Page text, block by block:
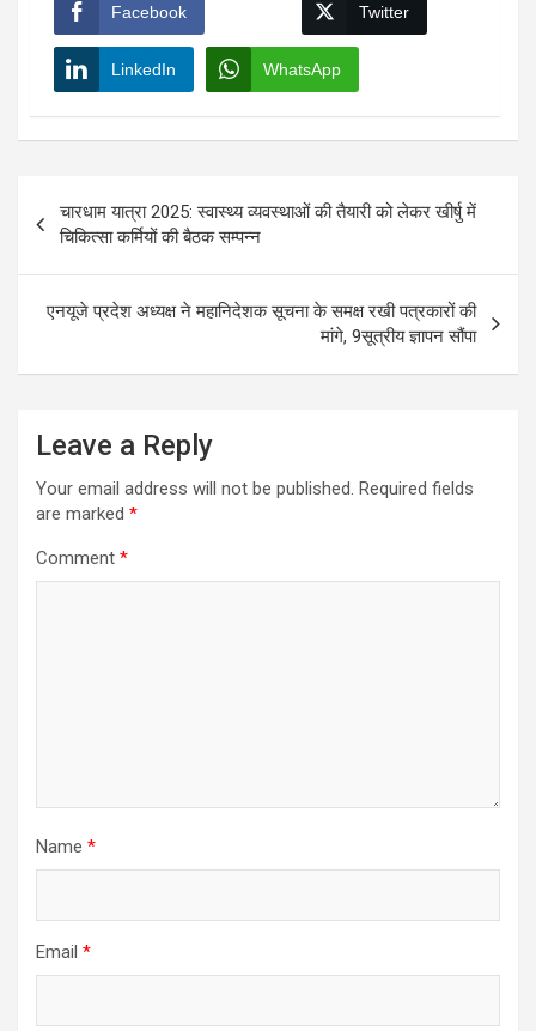
Facebook Twitter
LinkedIn WhatsApp
navigation
चारधाम यात्रा 2025: स्वास्थ्य व्यवस्थाओं की तैयारी को लेकर खीर्षु में
चिकित्सा कर्मियों की बैठक सम्पन्न
एनयूजे प्रदेश अध्यक्ष ने महानिदेशक सूचना के समक्ष रखी पत्रकारों की
मांगे, 9सूत्रीय ज्ञापन सौंपा
Leave a Reply
Your email address will not be published. Required fields
are marked *
Comment *
Name *
Email *